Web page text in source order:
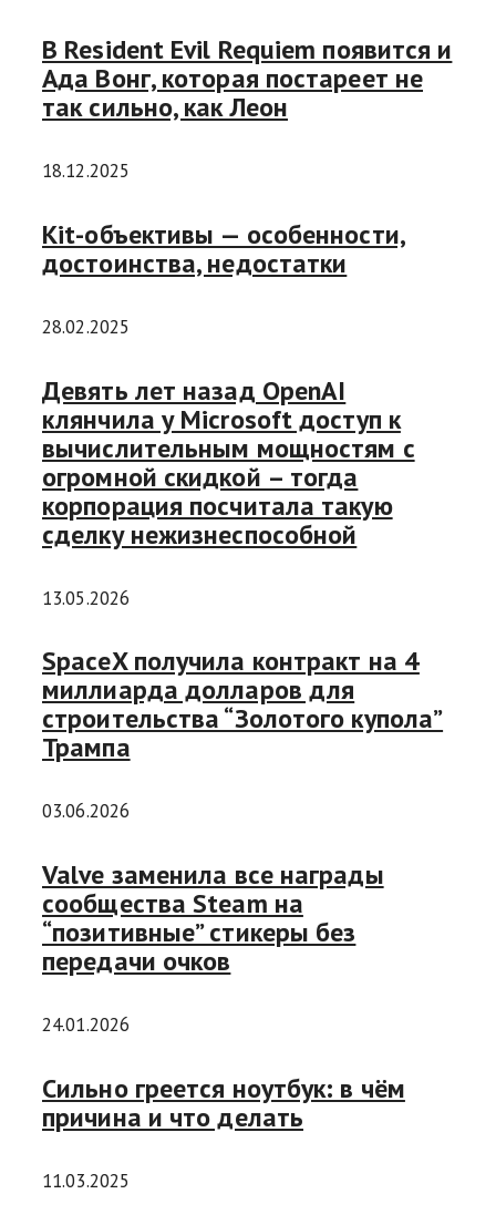
В Resident Evil Requiem появится и
Ада Вонг, которая постареет не
так сильно, как Леон
18.12.2025
Kit-объективы — особенности,
достоинства, недостатки
28.02.2025
Девять лет назад OpenAI
клянчила у Microsoft доступ к
вычислительным мощностям с
огромной скидкой – тогда
корпорация посчитала такую
сделку нежизнеспособной
13.05.2026
SpaceX получила контракт на 4
миллиарда долларов для
строительства “Золотого купола”
Трампа
03.06.2026
Valve заменила все награды
сообщества Steam на
“позитивные” стикеры без
передачи очков
24.01.2026
Сильно греется ноутбук: в чём
причина и что делать
11.03.2025